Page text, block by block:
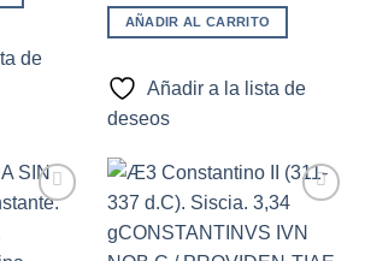
de
original
era:
actual
es:
AÑADIR AL CARRITO
Añadir a la lista de
deseos